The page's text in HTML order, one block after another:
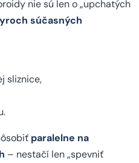
nie sú len o „upchatých
súčasných
sliznice,
paralelne na
– nestačí len „spevniť